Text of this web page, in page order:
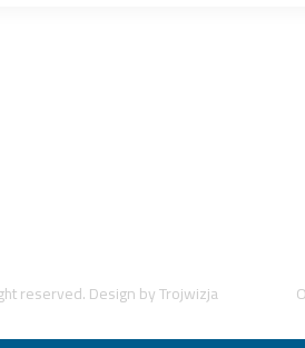
reserved. Design byTrojwizja